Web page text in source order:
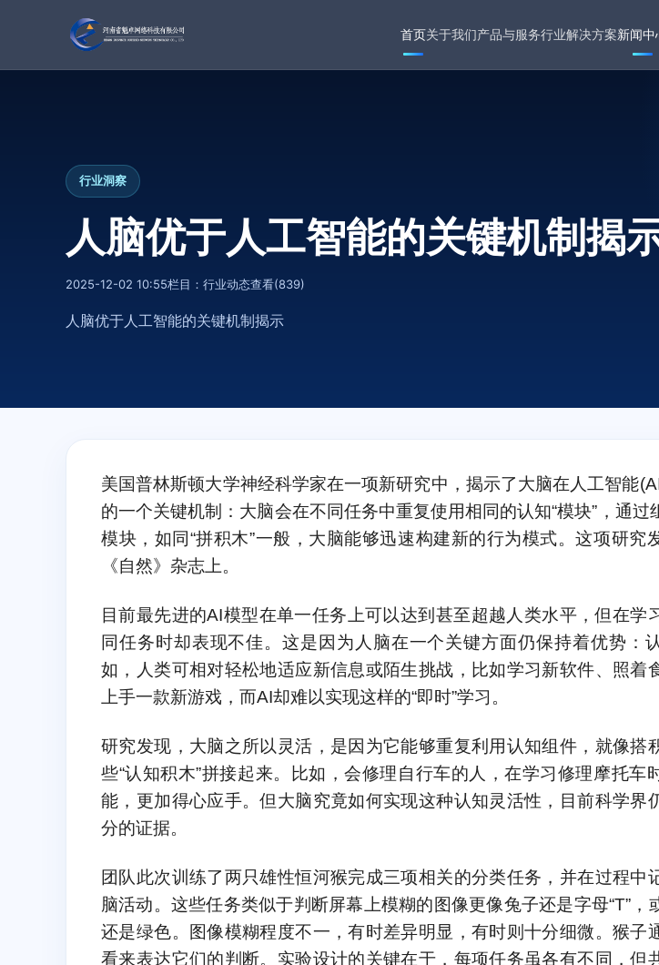
首页关于我们产品与服务行业解决方案新闻中
行业洞察
人脑优于人工智能的关键机制揭
2025-12-02 10:55栏目： 行业动态查看(839)
人脑优于人工智能的关键机制揭示
美国普林斯顿大学神经科学家在一项新研究中，揭示了大脑在人工智能
的一个关键机制：大脑会在不同任务中重复使用相同的认知“模块”，通过
模块，如同“拼积木”一般，大脑能够迅速构建新的行为模式。这项研究
《自然》杂志上。
目前最先进的AI模型在单一任务上可以达到甚至超越人类水平，但在学
同任务时却表现不佳。这是因为人脑在一个关键方面仍保持着优势：
如，人类可相对轻松地适应新信息或陌生挑战，比如学习新软件、照着
上手一款新游戏，而AI却难以实现这样的“即时”学习。
研究发现，大脑之所以灵活，是因为它能够重复利用认知组件，就像搭
些“认知积木”拼接起来。比如，会修理自行车的人，在学习修理摩托车
能，更加得心应手。但大脑究竟如何实现这种认知灵活性，目前科学界
分的证据。
团队此次训练了两只雄性恒河猴完成三项相关的分类任务，并在过程中
脑活动。这些任务类似于判断屏幕上模糊的图像更像兔子还是字母“T”，
还是绿色。图像模糊程度不一，有时差异明显，有时则十分细微。猴子
看来表达它们的判断。实验设计的关键在于，每项任务虽各有不同，但